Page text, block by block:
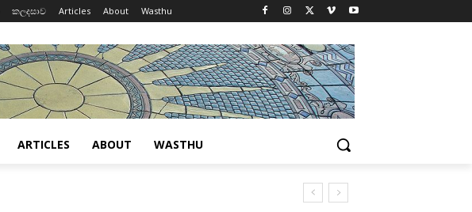
කලදසාව Articles About Wasthu
ARTICLES ABOUT WASTHU